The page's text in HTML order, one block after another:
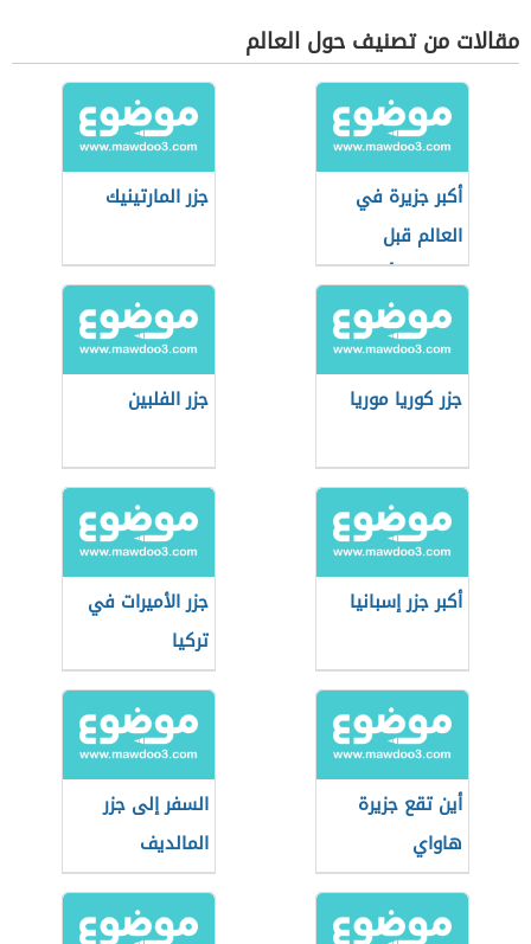
مقالات من تصنيف حول العالم
أكبر جزيرة في
العالم قبل
اكتشاف أستراليا
جزر المارتينيك
جزر كوريا موريا جزر الفلبين
أكبر جزر إسبانيا
جزر الأميرات في
تركيا
أين تقع جزيرة
هاواي
السفر إلى جزر
المالديف